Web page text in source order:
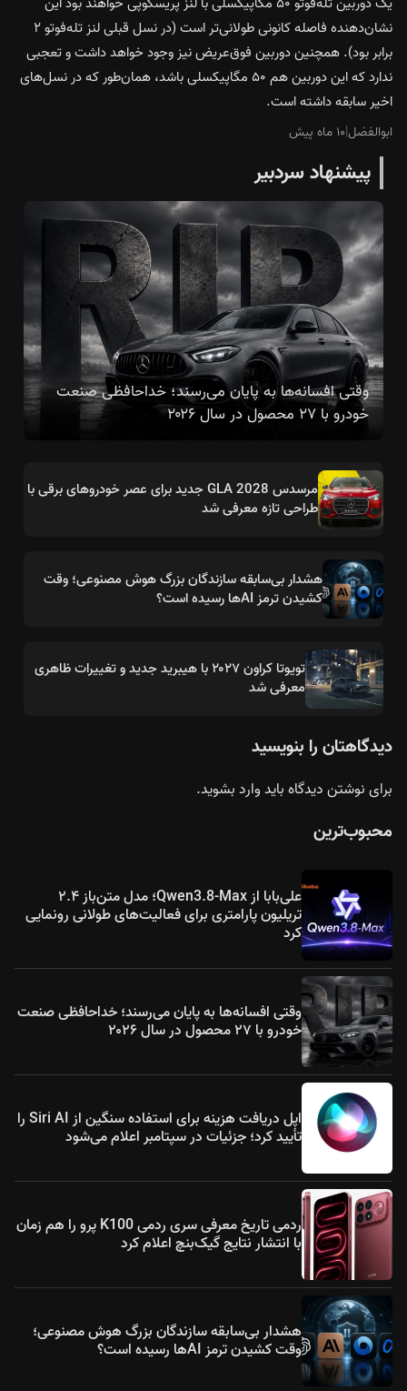
نشان‌دهنده فاصله کانونی طولانی‌تر است (در نسل قبلی لنز تله‌فوتو ۲
برابر بود). همچنین دوربین فوق‌عریض نیز وجود خواهد داشت و تعجبی
ندارد که این دوربین هم ۵۰ مگاپیکسلی باشد، همان‌طور که در نسل‌های
اخیر سابقه داشته است.
ابوالفضل|۱۰ ماه پیش
پیشنهاد سردبیر
وقتی افسانه‌ها به پایان می‌رسند؛ خداحافظی صنعت
خودرو با ۲۷ محصول در سال ۲۰۲۶
مرسدس GLA 2028 جدید برای عصر خودروهای برقی با
طراحی تازه معرفی شد
هشدار بی‌سابقه سازندگان بزرگ هوش مصنوعی؛ وقت
کشیدن ترمز AIها رسیده است؟
تویوتا کراون ۲۰۲۷ با هیبرید جدید و تغییرات ظاهری
معرفی شد
دیدگاهتان را بنویسید
برای نوشتن دیدگاه بایدوارد بشوید.
محبوب‌ترین
علی‌بابا از Qwen3.8-Max؛ مدل متن‌باز ۲.۴
تریلیون پارامتری برای فعالیت‌های طولانی رونمایی
کرد
وقتی افسانه‌ها به پایان می‌رسند؛ خداحافظی صنعت
خودرو با ۲۷ محصول در سال ۲۰۲۶
اپل دریافت هزینه برای استفاده سنگین از Siri AI را
تأیید کرد؛ جزئیات در سپتامبر اعلام می‌شود
ردمی تاریخ معرفی سری ردمی K100 پرو را هم زمان
با انتشار نتایج گیک‌بنچ اعلام کرد
هشدار بی‌سابقه سازندگان بزرگ هوش مصنوعی؛
وقت کشیدن ترمز AIها رسیده است؟